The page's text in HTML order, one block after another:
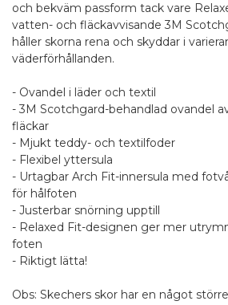
och bekväm passform tack vare
vatten- och fläckavvisande 3M
håller skorna rena och skyddar i
väderförhållanden.
- Ovandel i läder och textil
- 3M Scotchgard-behandlad ovandel
fläckar
- Mjukt teddy- och textilfoder
- Flexibel yttersula
- Urtagbar Arch Fit-innersula med
för hålfoten
- Justerbar snörning upptill
- Relaxed Fit-designen ger mer
foten
- Riktigt lätta!
Obs: Skechers skor har en något